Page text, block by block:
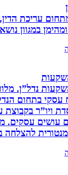
עריכת הדין,
במגוון נושאים!
נדל”ן. מלווה
בתחום
בקבוצת
עסקים‏.
להצלחה